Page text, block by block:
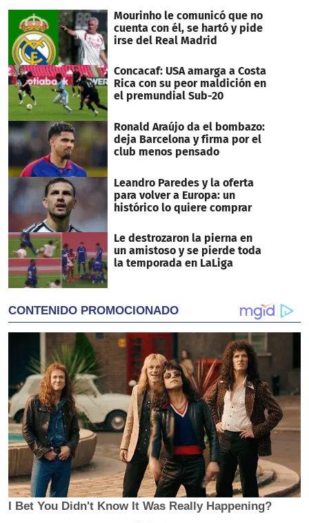
2
seconds
Mourinho le comunicó que no
cuenta con él, se hartó y pide
irse del Real Madrid
Concacaf: USA amarga a Costa
Rica con su peor maldición en
el premundial Sub-20
Ronald Araújo da el bombazo:
deja Barcelona y firma por el
club menos pensado
Leandro Paredes y la oferta
para volver a Europa: un
histórico lo quiere comprar
Le destrozaron la pierna en
un amistoso y se pierde toda
la temporada en LaLiga